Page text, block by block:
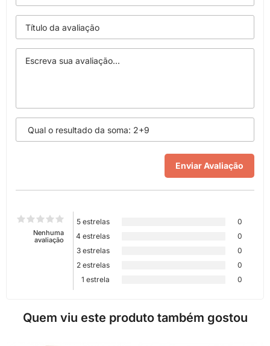
Nenhuma
avaliação
5 estrelas
0
4 estrelas
0
3 estrelas
0
2 estrelas
0
1 estrela
0
Quem viu este produto também gostou